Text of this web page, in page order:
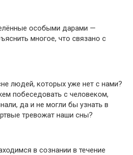
особыми дарами —
многое, что связано с
людей, которых уже нет с нами?
побеседовать с человеком,
да и не могли бы узнать в
тревожат наши сны?
в сознании в течение